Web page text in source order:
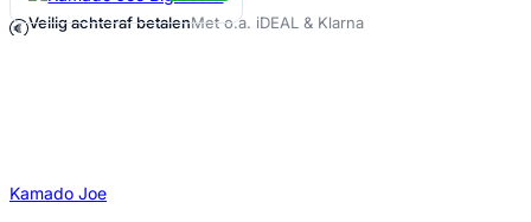
Veilig achteraf betalenMet o.a. iDEAL & Klarna
Kamado Joe